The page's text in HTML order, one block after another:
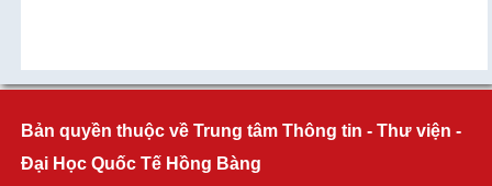
Bản quyền thuộc về Trung tâm Thông tin - Thư viện -
Đại Học Quốc Tế Hồng Bàng